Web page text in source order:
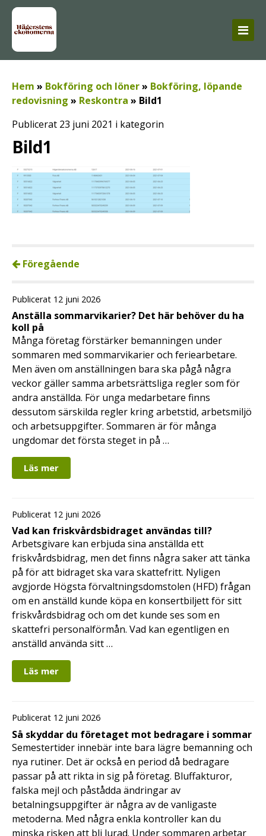
Hem » Bokföring och löner» Bokföring, löpande
redovisning » Reskontra » Bild1
Publicerat 23 juni 2021 i kategorin
Bild1
Föregående
Publicerat 12 juni 2026
Anställa sommarvikarier? Det här behöver du ha
koll på
Många företag förstärker bemanningen under
sommaren med sommarvikarier och feriearbetare.
Men även om anställningen bara ska pågå några
veckor gäller samma arbetsrättsliga regler som för
andra anställda. För unga medarbetare finns
dessutom särskilda regler kring arbetstid, arbetsmiljö
och arbetsuppgifter. Sommaren är för många
ungdomar det första steget in på …
Läs mer
Publicerat 12 juni 2026
Vad kan friskvårdsbidraget användas till?
Arbetsgivare kan erbjuda sina anställda ett
friskvårdsbidrag, men det finns några saker att tänka
på för att bidraget ska vara skattefritt. Nyligen
avgjorde Högsta förvaltningsdomstolen (HFD) frågan
om en anställd kunde köpa en konsertbiljett för sitt
friskvårdsbidrag och om det kunde ses som en
skattefri personalförmån. Vad kan egentligen en
anställd använda sitt …
Läs mer
Publicerat 12 juni 2026
Så skyddar du företaget mot bedragare i sommar
Semestertider innebär inte bara lägre bemanning och
nya rutiner. Det är också en period då bedragare
passar på att rikta in sig på företag. Bluffakturor,
falska mejl och påstådda ändringar av
betalningsuppgifter är några av de vanligaste
metoderna. Med några enkla kontroller kan du
minska risken att bli lurad. Under sommaren arbetar